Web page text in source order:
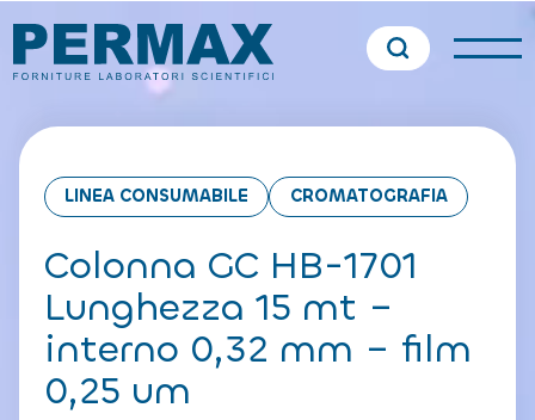
LINEA CONSUMABILE CROMATOGRAFIA
Colonna GC HB-1701
Lunghezza 15 mt –
interno 0,32 mm – film
0,25 um